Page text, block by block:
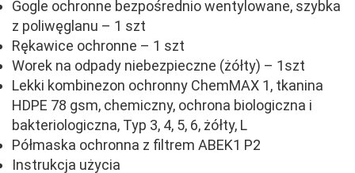
Gogle ochronne bezpośrednio wentylowane, szybka
z poliwęglanu – 1 szt
Rękawice ochronne – 1 szt
Worek na odpady niebezpieczne (żółty) – 1szt
Lekki kombinezon ochronny ChemMAX 1, tkanina
HDPE 78 gsm, chemiczny, ochrona biologiczna i
bakteriologiczna, Typ 3, 4, 5, 6, żółty, L
Półmaska ochronna z filtrem ABEK1 P2
Instrukcja użycia